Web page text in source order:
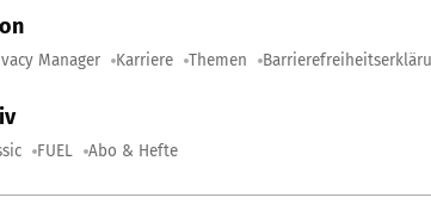
Manager Karriere Themen
FUEL Abo & Hefte